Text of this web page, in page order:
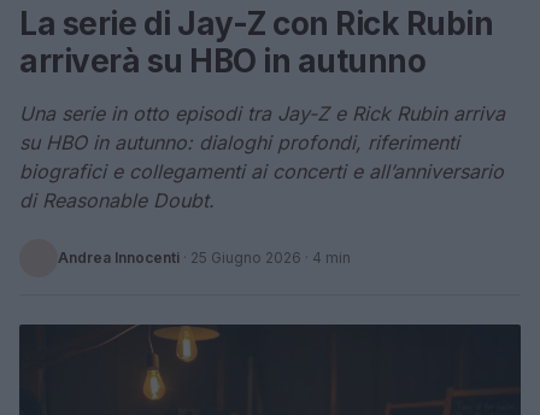
La serie di Jay-Z con Rick Rubin
arriverà su HBO in autunno
Una serie in otto episodi tra Jay-Z e Rick Rubin arriva
su HBO in autunno: dialoghi profondi, riferimenti
biografici e collegamenti ai concerti e all’anniversario
di Reasonable Doubt.
Andrea Innocenti · 25 Giugno 2026 · 4 min